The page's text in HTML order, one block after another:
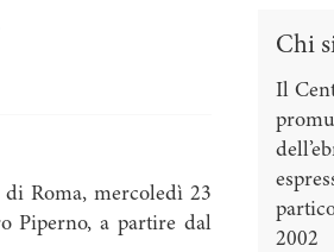
Roma, mercoledì 23
Piperno, a partire dal
Chi
Il
2002